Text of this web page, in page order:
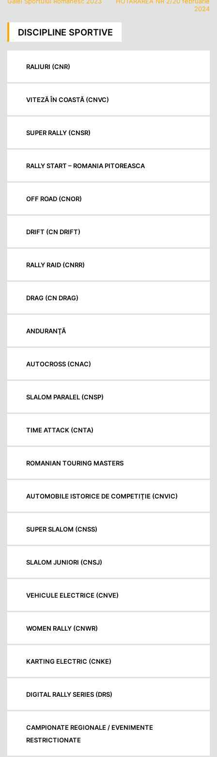
articole
2024
DISCIPLINE SPORTIVE
RALIURI (CNR)
VITEZĂ ÎN COASTĂ (CNVC)
SUPER RALLY (CNSR)
RALLY START – ROMANIA PITOREASCA
OFF ROAD (CNOR)
DRIFT (CN DRIFT)
RALLY RAID (CNRR)
DRAG (CN DRAG)
ANDURANŢĂ
AUTOCROSS (CNAC)
SLALOM PARALEL (CNSP)
TIME ATTACK (CNTA)
ROMANIAN TOURING MASTERS
AUTOMOBILE ISTORICE DE COMPETIŢIE (CNVIC)
SUPER SLALOM (CNSS)
SLALOM JUNIORI (CNSJ)
VEHICULE ELECTRICE (CNVE)
WOMEN RALLY (CNWR)
KARTING ELECTRIC (CNKE)
DIGITAL RALLY SERIES (DRS)
CAMPIONATE REGIONALE / EVENIMENTE
RESTRICTIONATE